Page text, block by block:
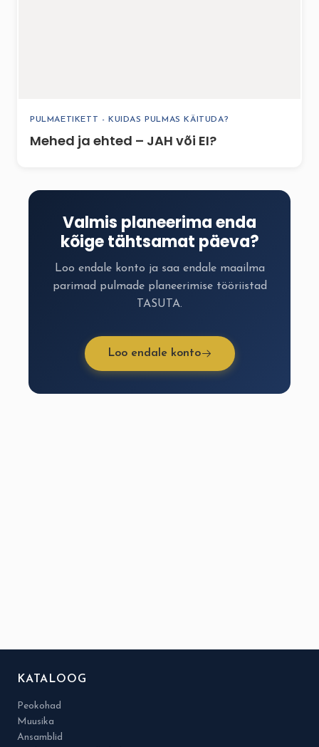
PULMAETIKETT - KUIDAS PULMAS KÄITUDA?
Mehed ja ehted – JAH või EI?
Valmis planeerima enda
kõige tähtsamat päeva?
Loo endale konto ja saa endale maailma
parimad pulmade planeerimise tööriistad
TASUTA.
Loo endale konto
KATALOOG
Peokohad
Muusika
Ansamblid